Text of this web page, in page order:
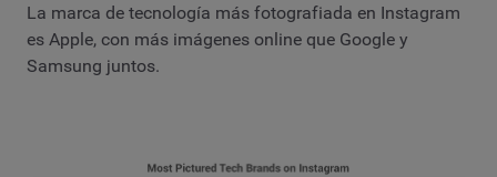
La marca de tecnología más fotografiada en Instagram
es Apple, con más imágenes online que Google y
Samsung juntos.